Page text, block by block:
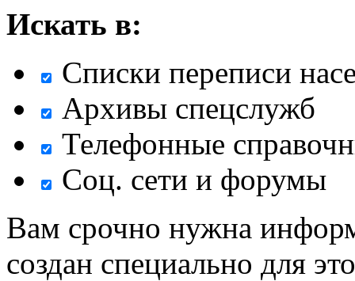
Искать в:
Списки переписи
Архивы спецслужб
Телефонные
Соц. сети и форумы
Вам срочно нужна
создан специально для